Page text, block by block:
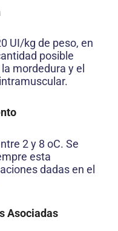
UI/kg de peso, en
posible
mordedura y el
2 y 8 oC. Se
esta
dadas en el
Asociadas